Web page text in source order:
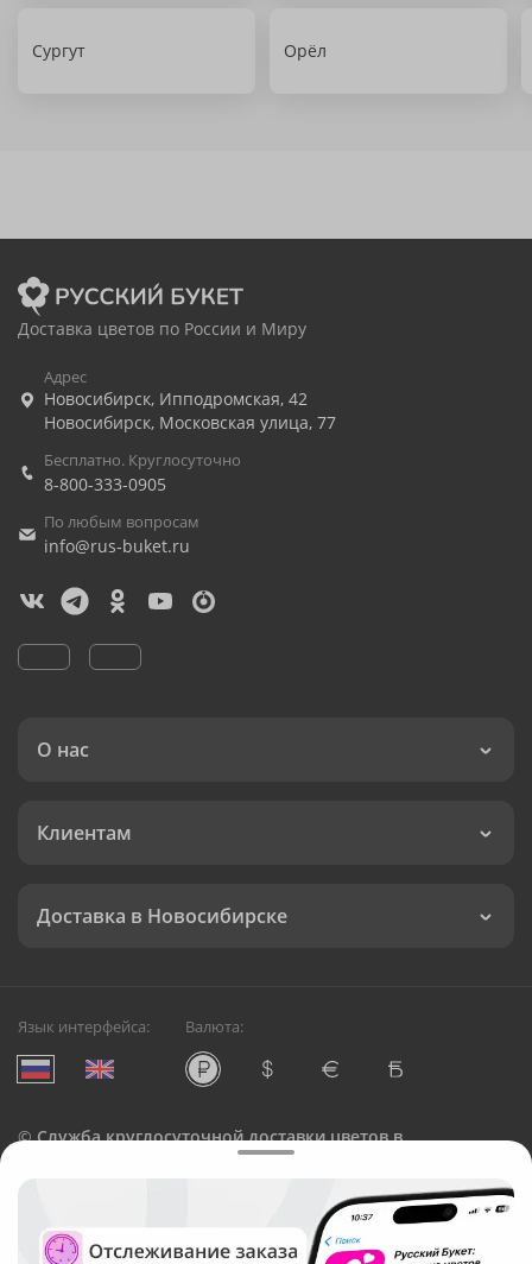
Сургут Орёл
Доставка цветов по России и Миру
Адрес
Новосибирск, Ипподромская, 42
Новосибирск, Московская улица, 77
Бесплатно. Круглосуточно
8-800-333-0905
По любым вопросам
info@rus-buket.ru
О нас
Клиентам
Доставка в Новосибирске
Язык интерфейса: Валюта:
©Служба круглосуточной доставки цветов в
Русский Букет, 2026
Общество с ограниченной ответственностью «Технология»
ОГРН: 1195476081745, ИНН: 5410081997